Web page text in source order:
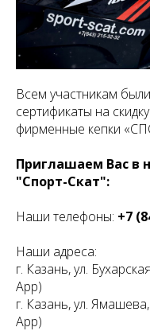
Всем участникам
сертификаты на
фирменные кепки
Приглашаем Вас в
"Спорт-Скат":
Наши телефоны: +7
Наши адреса:
г. Казань, ул.
App)
г. Казань, ул.
App)